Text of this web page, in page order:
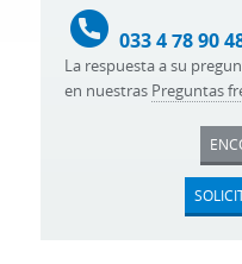
033 4 78 90
La respuesta a su
en nuestras Preguntas